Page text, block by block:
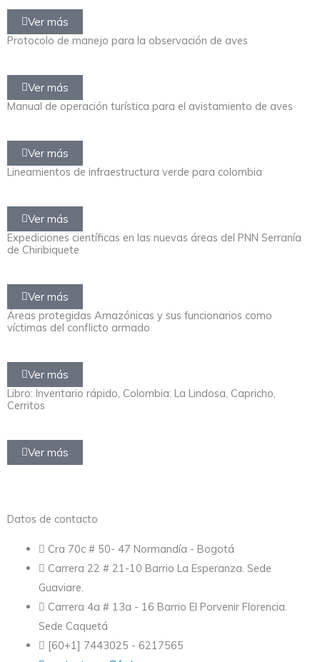
Ver más
Protocolo de manejo para la observación de aves
Ver más
Manual de operación turística para el avistamiento de aves
Ver más
Lineamientos de infraestructura verde para colombia
Ver más
Expediciones científicas en las nuevas áreas del PNN Serranía
de Chiribiquete
Ver más
Áreas protegidas Amazónicas y sus funcionarios como
víctimas del conflicto armado
Ver más
Libro: Inventario rápido, Colombia: La Lindosa, Capricho,
Cerritos
Ver más
Datos de contacto
Cra 70c # 50- 47 Normandía - Bogotá
Carrera 22 # 21-10 Barrio La Esperanza. Sede
Guaviare.
Carrera 4a # 13a - 16 Barrio El Porvenir Florencia.
Sede Caquetá
[60+1] 7443025 - 6217565